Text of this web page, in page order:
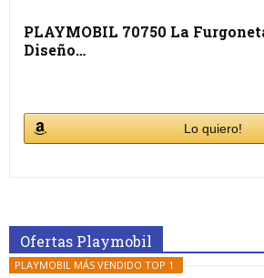
PLAYMOBIL 70750 La
Diseño…
Lo quiero!
Ofertas Playmobil
PLAYMOBIL MÁS VENDIDO TOP 1